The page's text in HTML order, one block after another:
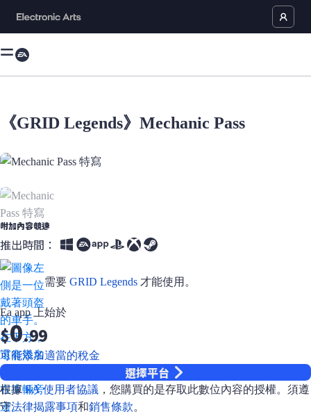
《GRID Legends》Mechanic Pass
Mechanic Pass 特寫現在是媒體庫中的已有物品
附加內容競速
推出時間：
需要 GRID Legends 才能使用。
Ea app 上始於
$0.99
可能添加適當的稅金
選擇平台
根據EA 使用者協議 ，您購買的是存取此數位內容的授權。須遵
守法律揭露事項和銷售條款。